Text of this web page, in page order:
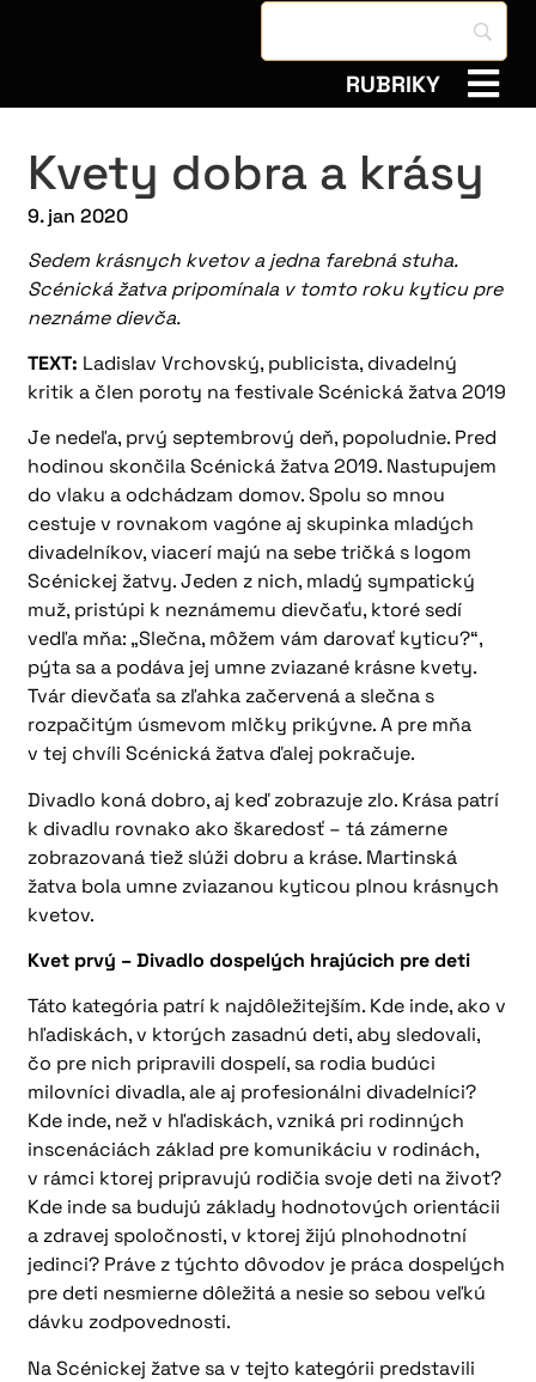
RUBRIKY
Kvety dobra a krásy
9. jan 2020
Sedem krásnych kvetov a jedna farebná stuha.
Scénická žatva pripomínala v tomto roku kyticu pre
neznáme dievča.
TEXT: Ladislav Vrchovský, publicista, divadelný
kritik a člen poroty na festivale Scénická žatva 2019
Je nedeľa, prvý septembrový deň, popoludnie. Pred
hodinou skončila Scénická žatva 2019. Nastupujem
do vlaku a odchádzam domov. Spolu so mnou
cestuje v rovnakom vagóne aj skupinka mladých
divadelníkov, viacerí majú na sebe tričká s logom
Scénickej žatvy. Jeden z nich, mladý sympatický
muž, pristúpi k neznámemu dievčaťu, ktoré sedí
vedľa mňa: „Slečna, môžem vám darovať kyticu?“,
pýta sa a podáva jej umne zviazané krásne kvety.
Tvár dievčaťa sa zľahka začervená a slečna s
rozpačitým úsmevom mlčky prikývne. A pre mňa
v tej chvíli Scénická žatva ďalej pokračuje.
Divadlo koná dobro, aj keď zobrazuje zlo. Krása patrí
k divadlu rovnako ako škaredosť – tá zámerne
zobrazovaná tiež slúži dobru a kráse. Martinská
žatva bola umne zviazanou kyticou plnou krásnych
kvetov.
Kvet prvý – Divadlo dospelých hrajúcich pre deti
Táto kategória patrí k najdôležitejším. Kde inde, ako v
hľadiskách, v ktorých zasadnú deti, aby sledovali,
čo pre nich pripravili dospelí, sa rodia budúci
milovníci divadla, ale aj profesionálni divadelníci?
Kde inde, než v hľadiskách, vzniká pri rodinných
inscenáciách základ pre komunikáciu v rodinách,
v rámci ktorej pripravujú rodičia svoje deti na život?
Kde inde sa budujú základy hodnotových orientácii
a zdravej spoločnosti, v ktorej žijú plnohodnotní
jedinci? Práve z týchto dôvodov je práca dospelých
pre deti nesmierne dôležitá a nesie so sebou veľkú
dávku zodpovednosti.
Na Scénickej žatve sa v tejto kategórii predstavili